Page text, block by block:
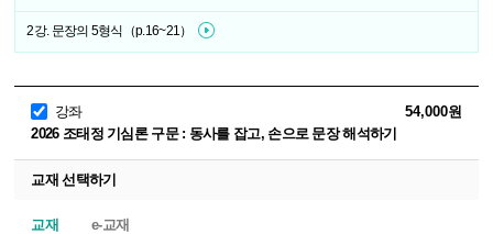
2강. 문장의 5형식（p.16~21）
강좌
2026 조태정 기심론 구문 : 동사를 잡고, 손으로 문장 해석하기
54,000원
교재 선택하기
교재 e-교재